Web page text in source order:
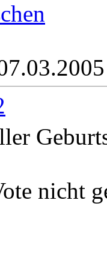
nicht